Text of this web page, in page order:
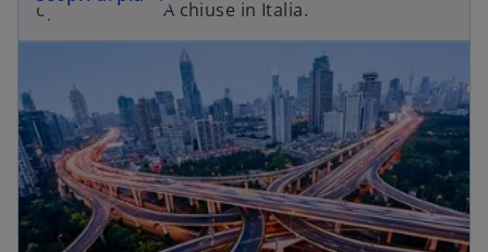
operazioni M&A chiuse in Italia.